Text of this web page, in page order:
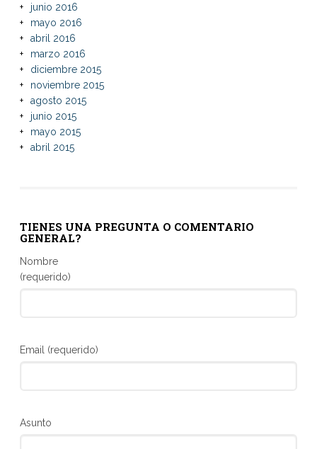
junio 2016
mayo 2016
abril 2016
marzo 2016
diciembre 2015
noviembre 2015
agosto 2015
junio 2015
mayo 2015
abril 2015
TIENES UNA PREGUNTA O COMENTARIO
GENERAL?
Nombre
(requerido)
Email (requerido)
Asunto